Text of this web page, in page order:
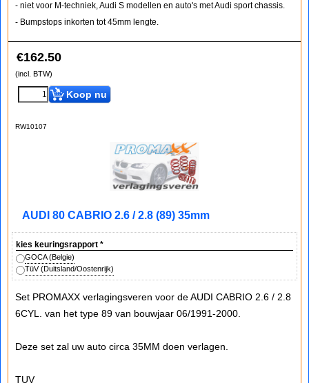
- niet voor M-techniek, Audi S modellen en auto's met Audi sport chassis.
- Bumpstops inkorten tot 45mm lengte.
€162.50
(incl. BTW)
Koop nu
RW10107
AUDI 80 CABRIO 2.6 / 2.8 (89) 35mm
kies keuringsrapport *
GOCA (Belgie)
TüV (Duitsland/Oostenrijk)
Set PROMAXX verlagingsveren voor de AUDI CABRIO 2.6 / 2.8
6CYL. van het type 89 van bouwjaar 06/1991-2000.
Deze set zal uw auto circa 35MM doen verlagen.
TUV